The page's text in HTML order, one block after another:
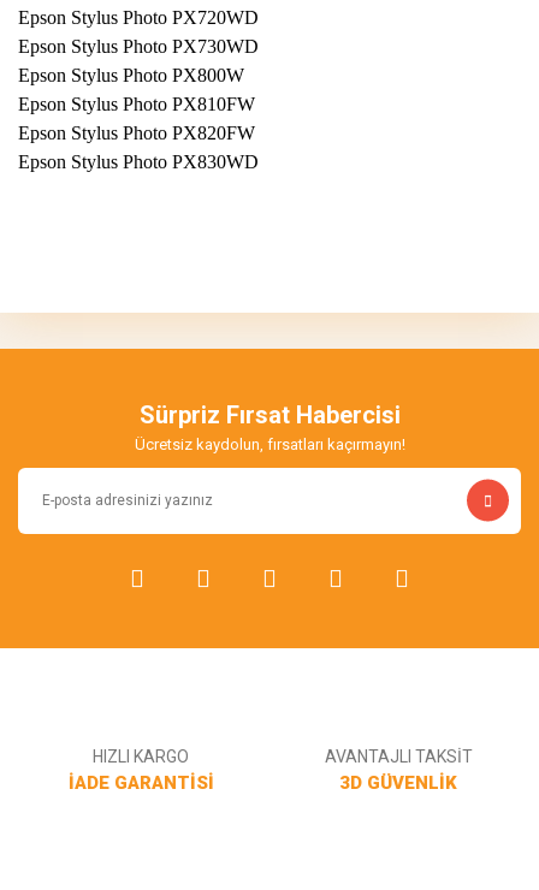
Epson Stylus Photo PX720WD
Epson Stylus Photo PX730WD
Epson Stylus Photo PX800W
Epson Stylus Photo PX810FW
Epson Stylus Photo PX820FW
Epson Stylus Photo PX830WD
Yorum Yaz
Ürün bilgilerinde hatalar bulunuyor.
Ürün fiyatı diğer sitelerden daha pahalı.
Bu ürüne benzer farklı alternatifler olmalı.
Sürpriz Fırsat Habercisi
Ücretsiz kaydolun, fırsatları kaçırmayın!
HIZLI KARGO
İADE GARANTİSİ
AVANTAJLI TAKSİT
3D GÜVENLİK